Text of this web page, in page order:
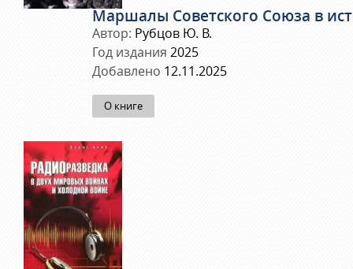
Маршалы Советского Союза в
Автор: Рубцов Ю. В.
Год издания 2025
Добавлено 12.11.2025
О книге